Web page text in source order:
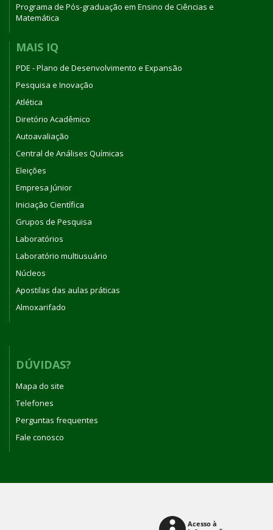
Programa de Pós-graduação em Ensino de Ciências e
Matemática
MAIS IQ
PDE - Plano de Desenvolvimento e Expansão
Pesquisa e Inovação
Atlética
Diretório Acadêmico
Autoavaliação
Central de Análises Químicas
Eleições
Empresa Júnior
Iniciação Científica
Grupos de Pesquisa
Laboratórios
Laboratório multiusuário
Núcleos
Apostilas das aulas práticas
Almoxarifado
DÚVIDAS?
Mapa do site
Telefones
Perguntas frequentes
Fale conosco